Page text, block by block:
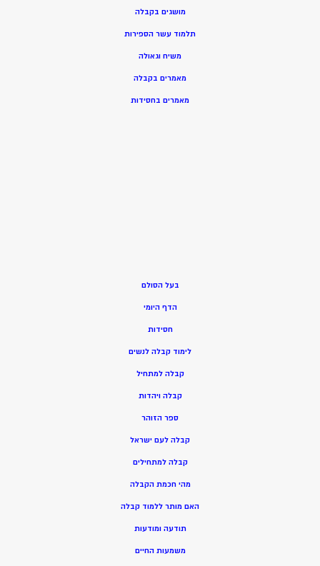
מושגים בקבלה
תלמוד עשר הספירות
משיח וגאולה
מאמרים בקבלה
מאמרים בחסידות
בעל הסולם
הדף היומי
חסידות
לימוד קבלה לנשים
קבלה למתחיל
קבלה ויהדות
ספר הזוהר
קבלה לעם ישראל
קבלה למתחילים
מהי חכמת הקבלה
האם מותר ללמוד קבלה
תודעה ומודעות
משמעות החיים